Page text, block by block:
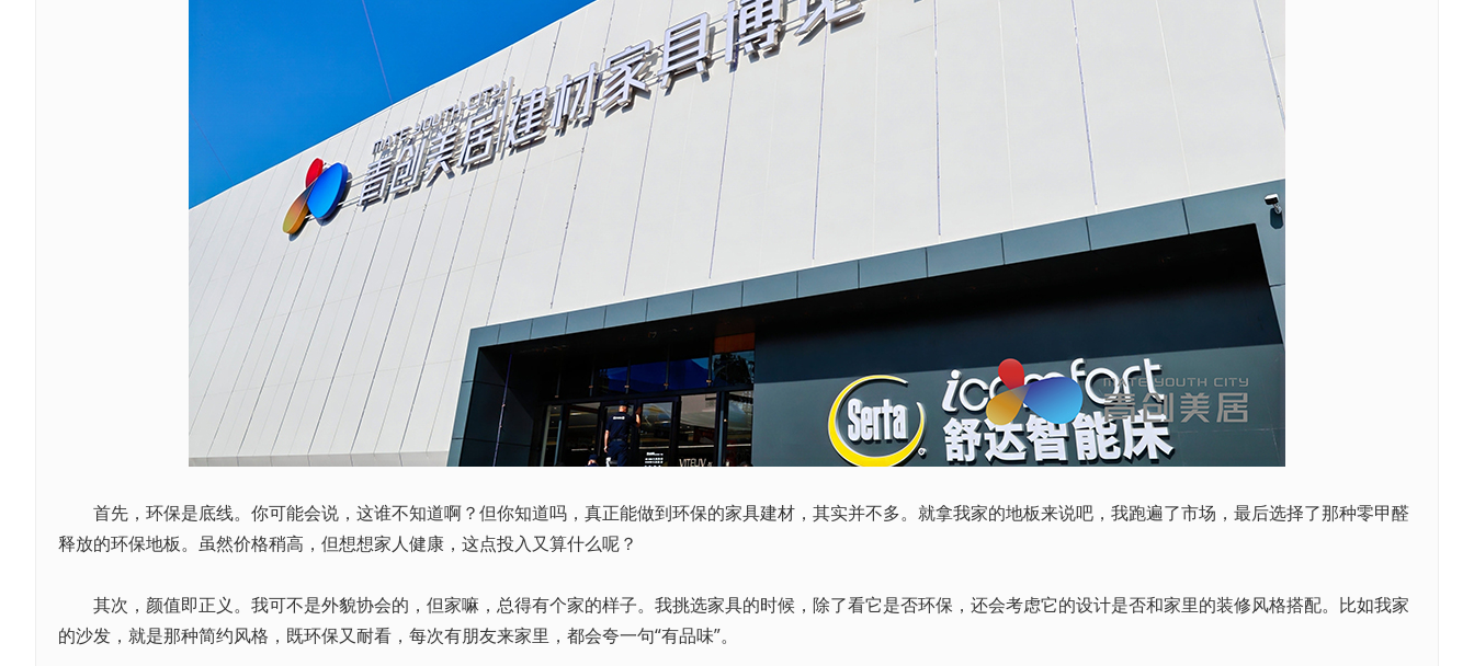
首先，环保是底线。你可能会说，这谁不知道啊？但你知道吗，真正能做到环保的家具建材，其实并不多。就拿我家的地板来说吧，我跑遍了市场，最后选择了那种零甲醛
释放的环保地板。虽然价格稍高，但想想家人健康，这点投入又算什么呢？
其次，颜值即正义。我可不是外貌协会的，但家嘛，总得有个家的样子。我挑选家具的时候，除了看它是否环保，还会考虑它的设计是否和家里的装修风格搭配。比如我家
的沙发，就是那种简约风格，既环保又耐看，每次有朋友来家里，都会夸一句“有品味”。